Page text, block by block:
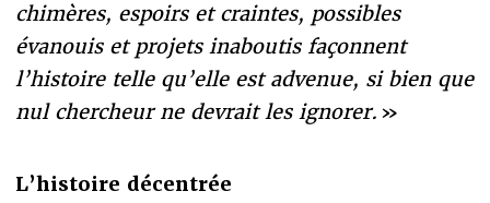
chimères, espoirs et craintes, possibles
évanouis et projets inaboutis façonnent
l’histoire telle qu’elle est advenue, si bien que
nul chercheur ne devrait les ignorer. »
L’histoire décentrée